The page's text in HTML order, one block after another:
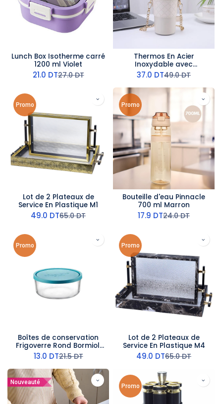
Lunch Box Isotherme carré
1200 ml Violet
21.0 DT27.0DT
Thermos En Acier
Inoxydable avec
Bandoulière Beige 480ml
37.0 DT49.0DT
Promo
Lot de 2 Plateaux de
Service En Plastique M1
49.0 DT65.0DT
Promo
Bouteille d'eau Pinnacle
700 ml Marron
17.9 DT24.0DT
Promo
Boîtes de conservation
Frigoverre Rond Bormioli
Rocco 90 CL
13.0 DT21.5DT
Promo
Lot de 2 Plateaux de
Service En Plastique M4
49.0 DT65.0DT
Nouveauté
Promo